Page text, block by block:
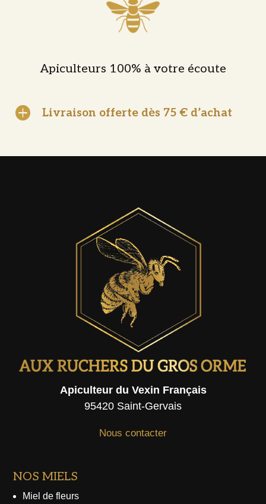
Apiculteurs 100% à votre écoute
 Livraison offerte dès 75 € d’achat
Apiculteur du Vexin Français
95420 Saint-Gervais
Nous contacter
NOS MIELS
Miel de fleurs